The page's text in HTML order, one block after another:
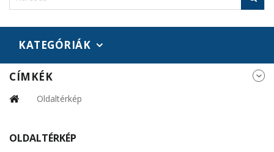
KATEGÓRIÁK
CÍMKÉK
Oldaltérkép
OLDALTÉRKÉP